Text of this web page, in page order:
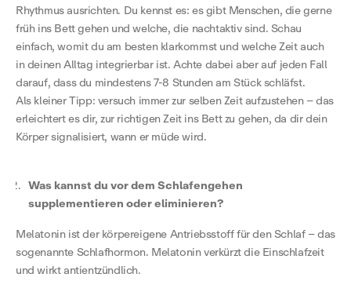
Rhythmus ausrichten. Du kennst es: es gibt Menschen, die gerne
früh ins Bett gehen und welche, die nachtaktiv sind. Schau
einfach, womit du am besten klarkommst und welche Zeit auch
in deinen Alltag integrierbar ist. Achte dabei aber auf jeden Fall
darauf, dass du mindestens 7-8 Stunden am Stück schläfst.
Als kleiner Tipp: versuch immer zur selben Zeit aufzustehen – das
erleichtert es dir, zur richtigen Zeit ins Bett zu gehen, da dir dein
Körper signalisiert, wann er müde wird.
Was kannst du vor dem Schlafengehen
supplementieren oder eliminieren?
Melatonin ist der körpereigene Antriebsstoff für den Schlaf – das
sogenannte Schlafhormon. Melatonin verkürzt die Einschlafzeit
und wirkt antientzündlich.